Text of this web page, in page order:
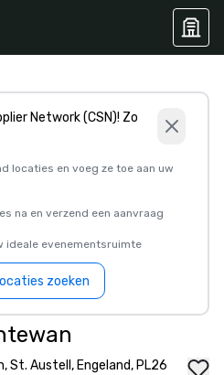
Network (CSN)! Zo
locaties en voeg ze toe aan uw
na en verzend een aanvraag
ideale evenementsruimte
zoeken
St. Austell, Engeland, PL26